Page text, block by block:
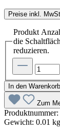
Preise inkl.
Produkt
die
reduzieren.
In den Warenkorb
Zum
Produktnummer:
Gewicht: 0.01 kg